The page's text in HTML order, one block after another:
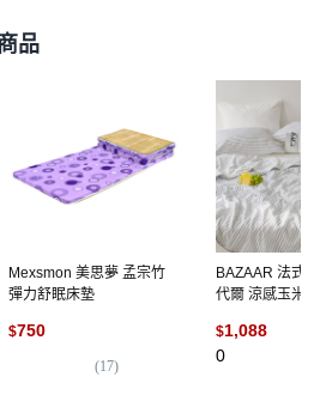
品
Mexsmon 美思夢 孟宗竹
彈力舒眠床墊
$750
(17)
BAZAAR 法式
代爾 涼感玉米
$1,088
0